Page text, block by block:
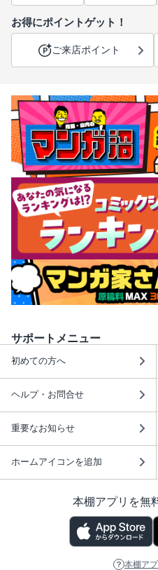
お得にポイントゲット！
ご来店ポイント
サポートメニュー
初めての方へ
ヘルプ・お問合せ
重要なお知らせ
ホームアイコンを追加
本棚アプリを無
本棚ア